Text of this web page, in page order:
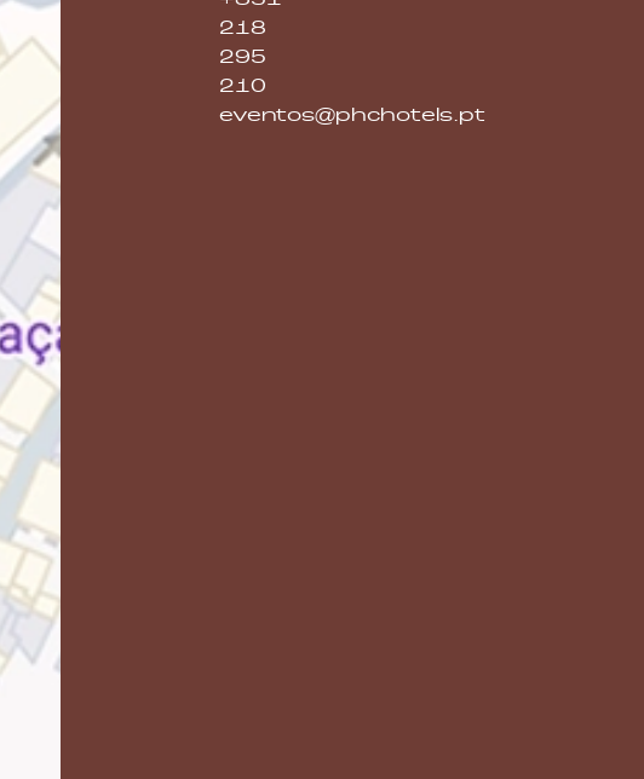
218
295
210
eventos@phchotels.pt